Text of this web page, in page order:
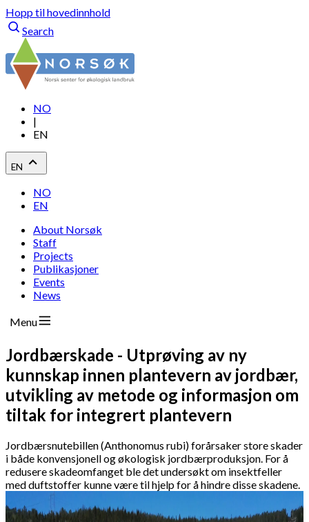
Hopp til hovedinnhold
Search
NO
|
EN
EN
NO
EN
About Norsøk
Staff
Projects
Publikasjoner
Events
News
Menu
Jordbærskade - Utprøving av ny
kunnskap innen plantevern av jordbær,
utvikling av metode og informasjon om
tiltak for integrert plantevern
Jordbærsnutebillen (Anthonomus rubi) forårsaker store skader
i både konvensjonell og økologisk jordbærproduksjon. For å
redusere skadeomfanget ble det undersøkt om insektfeller
med duftstoffer kunne være til hjelp for å hindre disse skadene.